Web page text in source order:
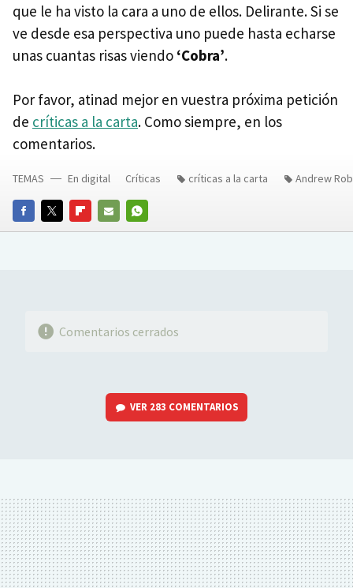
que le ha visto la cara a uno de ellos. Delirante. Si se
ve desde esa perspectiva uno puede hasta echarse
unas cuantas risas viendo ‘Cobra’.
Por favor, atinad mejor en vuestra próxima petición
de críticas a la carta. Como siempre, en los
comentarios.
FACEBOOKTWITTERFLIPBOARD
E-
WHATSAPP
TEMAS En digital Críticas críticas a la carta Andrew
Comentarios cerrados
VER 283 COMENTARIOS